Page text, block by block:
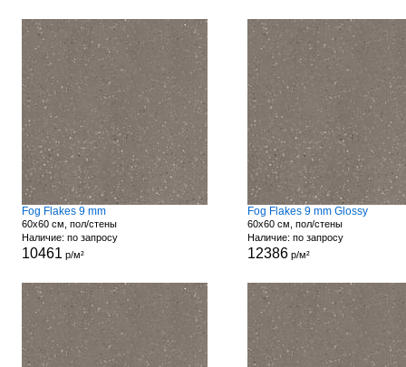
Fog Flakes 9 mm
60x60 см, пол/стены
Наличие: по запросу
10461 р/м²
Fog Flakes 9 mm Glossy
60x60 см, пол/стены
Наличие: по запросу
12386р/м²